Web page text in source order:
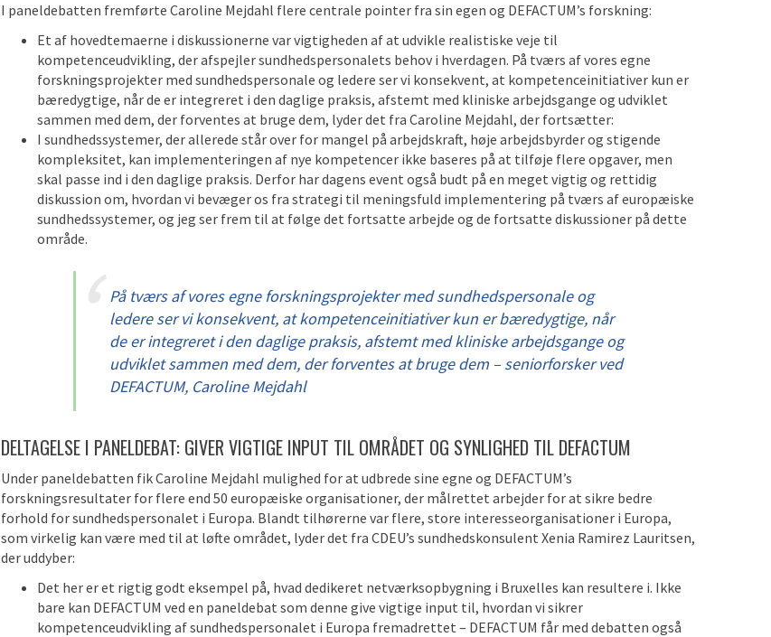
I paneldebatten fremførte Caroline Mejdahl flere centrale pointer fra sin egen og DEFACTUM’s forskning:
Et af hovedtemaerne i diskussionerne var vigtigheden af ​​at udvikle realistiske veje til
kompetenceudvikling, der afspejler sundhedspersonalets behov i hverdagen. På tværs af vores egne
forskningsprojekter med sundhedspersonale og ledere ser vi konsekvent, at kompetenceinitiativer kun er
bæredygtige, når de er integreret i den daglige praksis, afstemt med kliniske arbejdsgange og udviklet
sammen med dem, der forventes at bruge dem, lyder det fra Caroline Mejdahl, der fortsætter:
I sundhedssystemer, der allerede står over for mangel på arbejdskraft, høje arbejdsbyrder og stigende
kompleksitet, kan implementeringen af nye kompetencer ikke baseres på at tilføje flere opgaver, men
skal passe ind i den daglige praksis. Derfor har dagens event også budt på en meget vigtig og rettidig
diskussion om, hvordan vi bevæger os fra strategi til meningsfuld implementering på tværs af europæiske
sundhedssystemer, og jeg ser frem til at følge det fortsatte arbejde og de fortsatte diskussioner på dette
område.
På tværs af vores egne forskningsprojekter med sundhedspersonale og
ledere ser vi konsekvent, at kompetenceinitiativer kun er bæredygtige, når
de er integreret i den daglige praksis, afstemt med kliniske arbejdsgange og
udviklet sammen med dem, der forventes at bruge dem – seniorforsker ved
DEFACTUM, Caroline Mejdahl
DELTAGELSE I PANELDEBAT: GIVER VIGTIGE INPUT TIL OMRÅDET OG SYNLIGHED TIL DEFACTUM
Under paneldebatten fik Caroline Mejdahl mulighed for at udbrede sine egne og DEFACTUM’s
forskningsresultater for flere end 50 europæiske organisationer, der målrettet arbejder for at sikre bedre
forhold for sundhedspersonalet i Europa. Blandt tilhørerne var flere, store interesseorganisationer i Europa,
som virkelig kan være med til at løfte området, lyder det fra CDEU’s sundhedskonsulent Xenia Ramirez Lauritsen,
der uddyber:
Det her er et rigtig godt eksempel på, hvad dedikeret netværksopbygning i Bruxelles kan resultere i. Ikke
bare kan DEFACTUM ved en paneldebat som denne give vigtige input til, hvordan vi sikrer
kompetenceudvikling af sundhedspersonalet i Europa fremadrettet – DEFACTUM får med debatten også